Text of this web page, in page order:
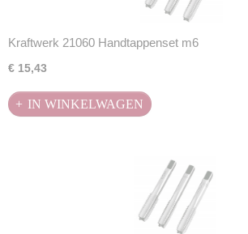
Kraftwerk 21060 Handtappenset m6
€ 15,43
IN WINKELWAGEN